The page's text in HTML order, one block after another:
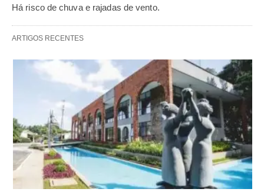
Há risco de chuva e rajadas de vento.
ARTIGOS RECENTES